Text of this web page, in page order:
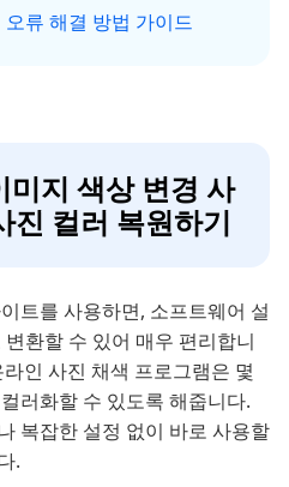
류 해결 방법 가이드
지 색상 변경 사
진 컬러 복원하기
트를 사용하면, 소프트웨어 설
환할 수 있어 매우 편리합니
인 사진 채색 프로그램은 몇
러화할 수 있도록 해줍니다.
복잡한 설정 없이 바로 사용할
.